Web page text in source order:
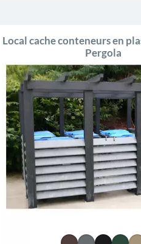
Local cache conteneurs en
Pergola